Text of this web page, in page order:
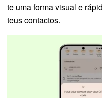
te uma forma visual e
teus contactos.